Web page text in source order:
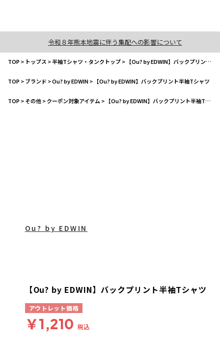
令和８年熊本地震に伴う集配への影響について
TOP> トップス >半袖Tシャツ・タンクトップ> 【Ou? by EDWIN】バックプリント半袖Tシャツ
TOP>ブランド >Ou? by EDWIN> 【Ou? by EDWIN】バックプリント半袖Tシャツ
TOP>その他>クーポン対象アイテム > 【Ou? by EDWIN】バックプリント半袖Tシャツ
Ou? by EDWIN
【Ou? by EDWIN】バックプリント半袖Tシャツ
アウトレット価格
￥1,210 税込